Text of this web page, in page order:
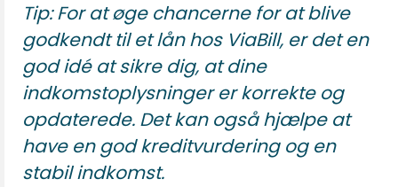
Tip: For at øge chancerne for at blive
godkendt til et lån hos ViaBill, er det en
god idé at sikre dig, at dine
indkomstoplysninger er korrekte og
opdaterede. Det kan også hjælpe at
have en god kreditvurdering og en
stabil indkomst.